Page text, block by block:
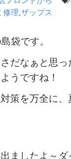
修理 ザップス
袋です。
だなぁと思
うですね！
策を万全に、
ましたよ～